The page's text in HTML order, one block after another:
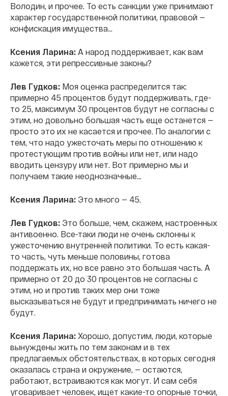
Володин, и прочее. То есть санкции уже принимают
характер государственной политики, правовой —
конфискация имущества...
Ксения Ларина: А народ поддерживает, как вам
кажется, эти репрессивные законы?
Лев Гудков: Моя оценка распределится так:
примерно 45 процентов будут поддерживать, где-
то 25, максимум 30 процентов будут не согласны с
этим, но довольно большая часть еще останется —
просто это их не касается и прочее. По аналогии с
тем, что надо ужесточать меры по отношению к
протестующим против войны или нет, или надо
вводить цензуру или нет. Вот примерно мы и
получаем такие неоднозначные...
Ксения Ларина: Это много — 45.
Лев Гудков: Это больше, чем, скажем, настроенных
антивоенно. Все-таки люди не очень склонны к
ужесточению внутренней политики. То есть какая-
то часть, чуть меньше половины, готова
поддержать их, но все равно это большая часть. А
примерно от 20 до 30 процентов не согласны с
этим, но и против таких мер они тоже
высказываться не будут и предпринимать ничего не
будут.
Ксения Ларина: Хорошо, допустим, люди, которые
вынуждены жить по тем законам и в тех
предлагаемых обстоятельствах, в которых сегодня
оказалась страна и окружение, — остаются,
работают, встраиваются как могут. И сам себя
уговаривает человек, ищет какие-то опорные точки,